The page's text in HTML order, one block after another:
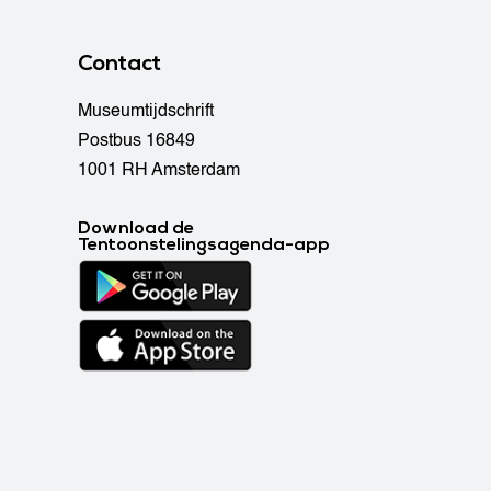
Contact
Museumtijdschrift
Postbus 16849
1001 RH Amsterdam
Download de
Tentoonstelingsagenda-app